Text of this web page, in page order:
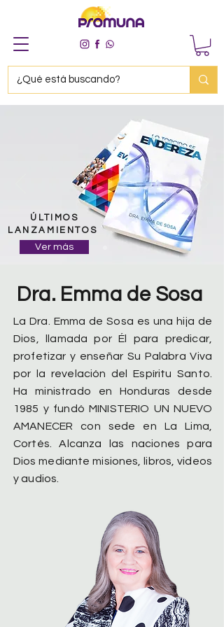
ÚLTIMOS
LANZAMIENTOS
Ver más
Dra. Emma de Sosa
La Dra. Emma de Sosa es una hija de
Dios, llamada por Él para predicar,
profetizar y enseñar Su Palabra Viva
por la revelación del Espíritu Santo.
Ha ministrado en Honduras desde
1985 y fundó MINISTERIO UN NUEVO
AMANECER con sede en La Lima,
Cortés. Alcanza las naciones para
Dios mediante misiones, libros, videos
y audios.